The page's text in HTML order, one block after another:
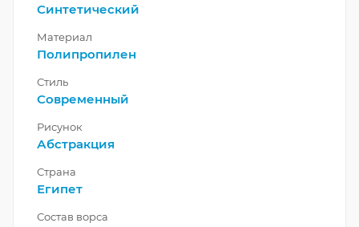
Синтетический
Материал
Полипропилен
Стиль
Современный
Рисунок
Абстракция
Страна
Египет
Состав ворса